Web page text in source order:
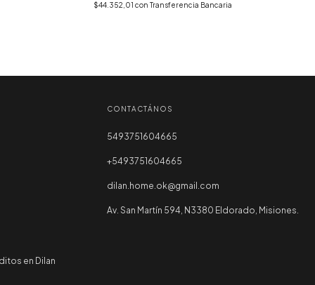
$44.352,01con Transferencia Bancaria
en Dilan
CONTACTÁNOS
5493751604665
+5493751604665
dilan.home.ok@gmail.com
Av. San Martín 594, N3380 Eldorado, Misiones.